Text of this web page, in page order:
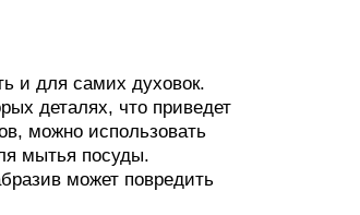
и для самих духовок.
деталях, что приведет
можно использовать
мытья посуды.
может повредить